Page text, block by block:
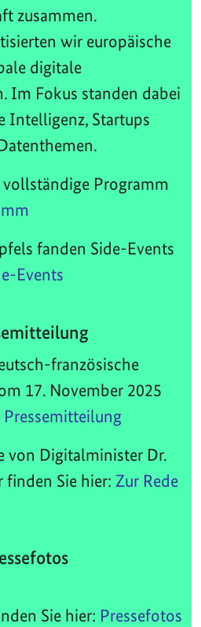
zusammen.
wir europäische
digitale
Im Fokus standen dabei
Intelligenz, Startups
vollständige Programm
fanden Side-Events
Events
französische
17. November 2025
Pressemitteilung
von Digitalminister Dr.
finden Sie hier: Zur Rede
Sie hier: Pressefotos